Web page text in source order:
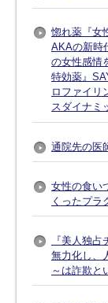
惚れ薬『女
AKAの新時
の女性感情
特効薬』
ロファイリ
スダイナミ
通院先の医
女性の食い
くったプラ
『美人独
無力化し、
～は詐欺と